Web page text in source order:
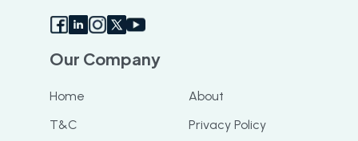
Our Company
Home
About
T&C
Privacy Policy